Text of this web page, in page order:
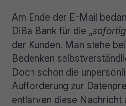
Am Ende der E-Mail
DiBa Bank für die „
der Kunden. Man stehe
Bedenken
Doch schon die
Aufforderung zur
entlarven diese Nachricht